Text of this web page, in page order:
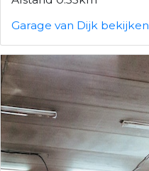
Garage van Dijk bekijken